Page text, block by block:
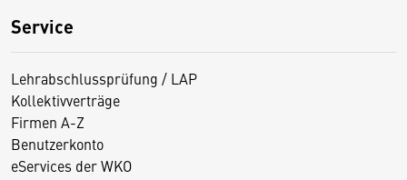
Service
Lehrabschlussprüfung / LAP
Kollektivverträge
Firmen A-Z
Benutzerkonto
eServices der WKO